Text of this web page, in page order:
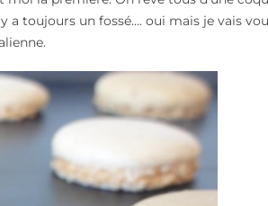
a toujours un fossé…. oui mais je vais